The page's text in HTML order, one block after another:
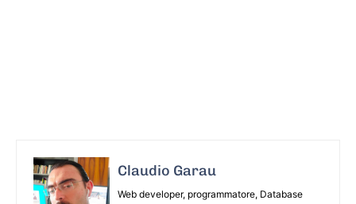
Claudio Garau
Web developer, programmatore, Database